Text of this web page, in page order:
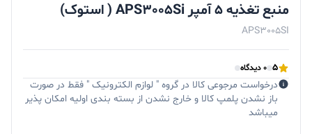
منبع تغذیه ۵ آمپر APS3005Si ( استوک)
APS3005SI
5 0 دیدگاه
درخواست مرجوعی کالا در گروه " لوازم الکترونیک " فقط در صورت
باز نشدن پلمپ کالا و خارج نشدن از بسته بندی اولیه امکان پذیر
میباشد